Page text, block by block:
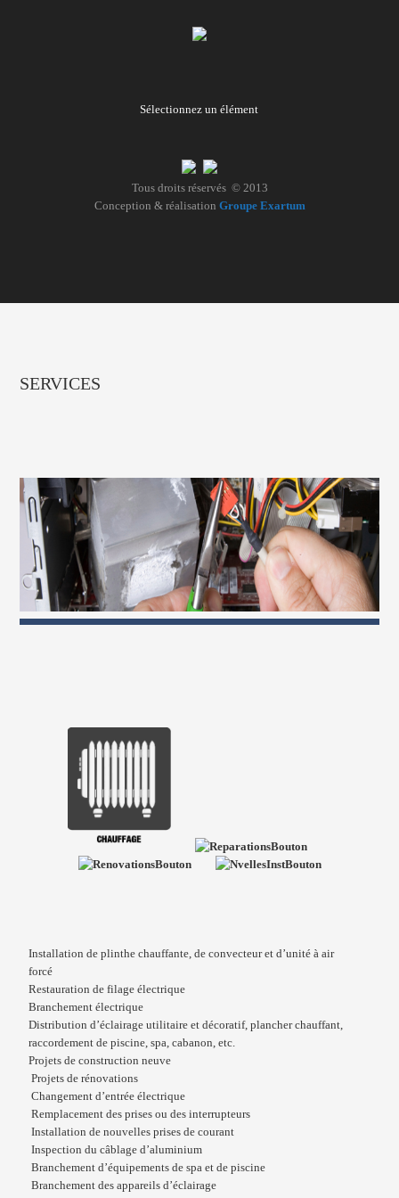
SERVICES
Installation de plinthe chauffante, de convecteur et d’unité à air
forcé
Restauration de filage électrique
Branchement électrique
Distribution d’éclairage utilitaire et décoratif, plancher chauffant,
raccordement de piscine, spa, cabanon, etc.
Projets de construction neuve
Projets de rénovations
Changement d’entrée électrique
Remplacement des prises ou des interrupteurs
Installation de nouvelles prises de courant
Inspection du câblage d’aluminium
Branchement d’équipements de spa et de piscine
Branchement des appareils d’éclairage
Sélectionnez un élément
Tous droits réservés © 2013
Conception & réalisation Groupe Exartum